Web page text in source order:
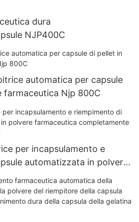
dura
NJP400C
automatica per capsule
farmaceutica Njp 800C
per incapsulamento e
automatizzata in polvere
automatica NJP